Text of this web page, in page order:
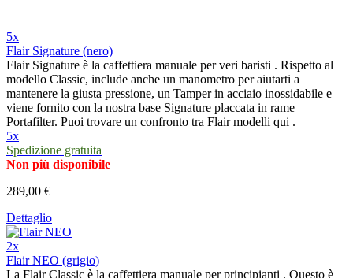
5x
Flair Signature (nero)
Flair Signature è la caffettiera manuale per veri baristi . Rispetto al
modello Classic, include anche un manometro per aiutarti a
mantenere la giusta pressione, un Tamper in acciaio inossidabile e
viene fornito con la nostra base Signature placcata in rame
Portafilter. Puoi trovare un confronto tra Flair modelli qui .
5x
Spedizione gratuita
Non più disponibile
289,00 €
Dettaglio
2x
Flair NEO (grigio)
La Flair Classic è la caffettiera manuale per principianti . Questo è